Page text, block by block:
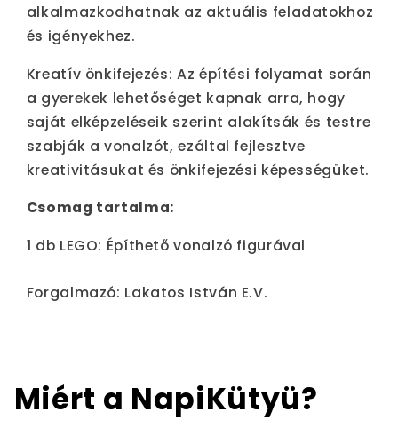
alkalmazkodhatnak az aktuális feladatokhoz
és igényekhez.
Kreatív önkifejezés: Az építési folyamat során
a gyerekek lehetőséget kapnak arra, hogy
saját elképzeléseik szerint alakítsák és testre
szabják a vonalzót, ezáltal fejlesztve
kreativitásukat és önkifejezési képességüket.
Csomag tartalma:
1 db LEGO: Építhető vonalzó figurával
Forgalmazó: Lakatos István E.V.
Miért a NapiKütyü?